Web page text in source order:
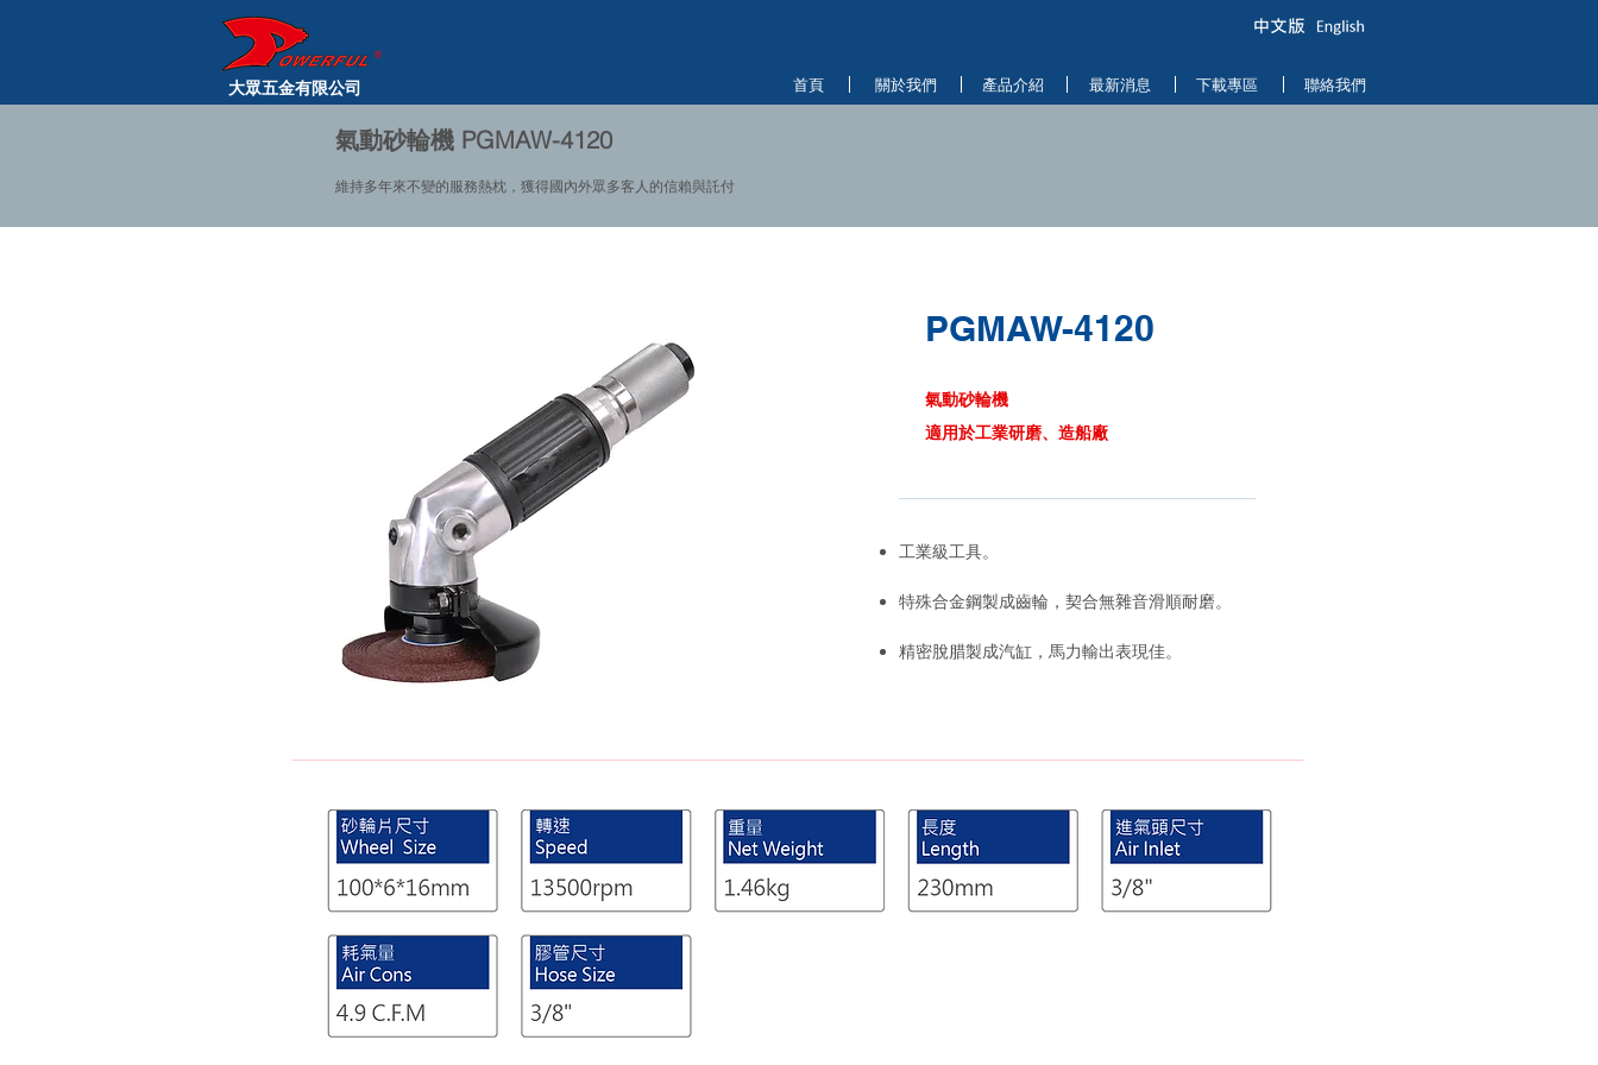
大眾五金有限公司 首頁 關於我們 產品介紹 最新消息 下載專區 聯絡我們
氣動砂輪機 PGMAW-4120
維持多年來不變的服務熱枕，獲得國內外眾多客人的信賴與託付
PGMAW-4120
氣動砂輪機
適用於工業研磨、造船廠
工業級工具。
特殊合金鋼製成齒輪，契合無雜音滑順耐磨。
精密脫腊製成汽缸，馬力輸出表現佳。